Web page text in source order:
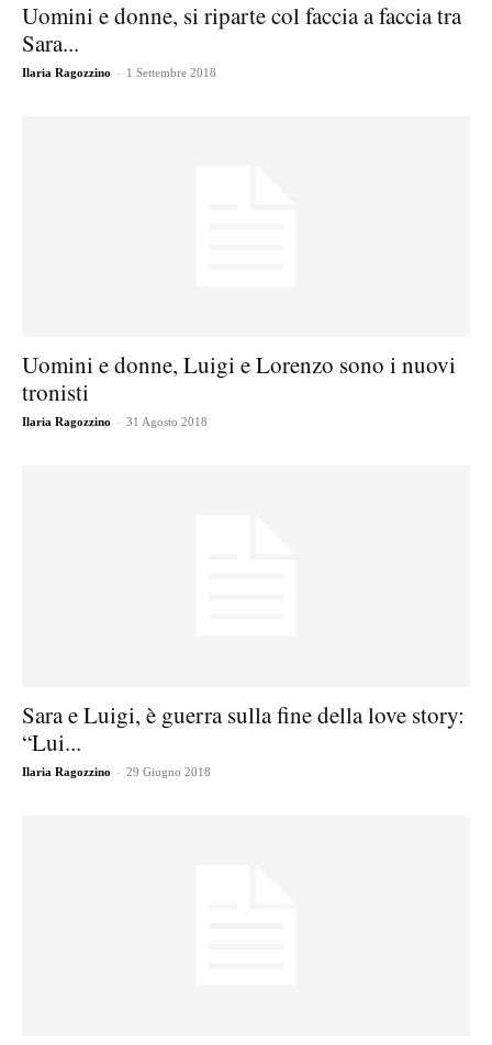
Uomini e donne, si riparte col faccia a faccia tra
Sara...
Ilaria Ragozzino - 1 Settembre 2018
Uomini e donne, Luigi e Lorenzo sono i nuovi
tronisti
Ilaria Ragozzino - 31 Agosto 2018
Sara e Luigi, è guerra sulla fine della love story:
“Lui...
Ilaria Ragozzino - 29 Giugno 2018